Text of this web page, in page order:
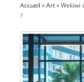
Accueil »Art»Wekiwi
?